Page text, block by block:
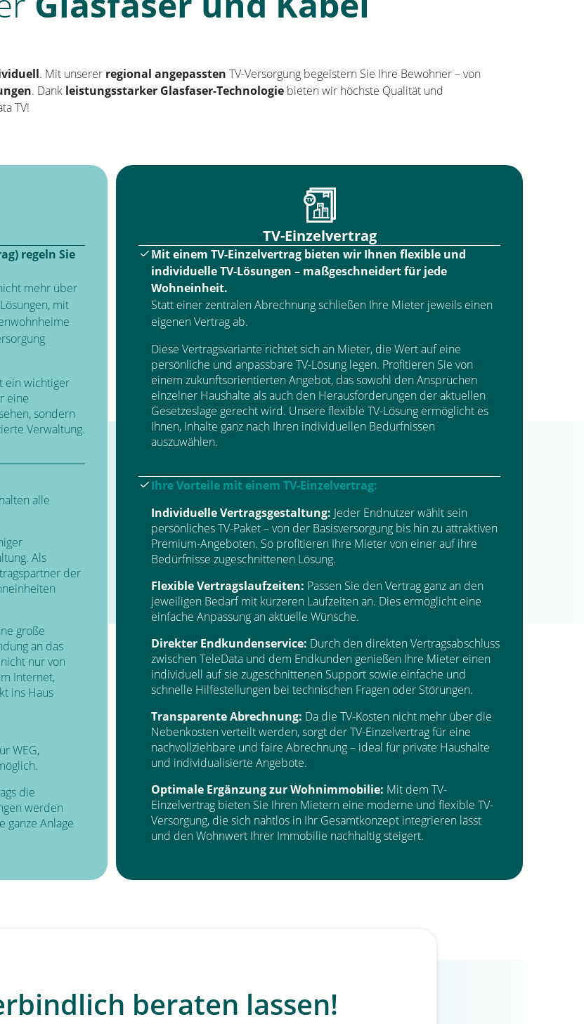
. Mit unserer regional angepassten TV-Versorgung begeistern Sie Ihre Bewohner – von
. Dank leistungsstarker Glasfaser-Technologie bieten wir höchste Qualität und
TV!
regeln Sie
mehr über
mit
ein wichtiger
eine
sondern
Verwaltung.
alle
Als
der
große
an das
nur von
Internet,
ins Haus
WEG,
die
werden
ganze Anlage
TV-Einzelvertrag
Mit einem TV-Einzelvertrag bieten wir Ihnen flexible und
individuelle TV-Lösungen – maßgeschneidert für jede
Wohneinheit.
Statt einer zentralen Abrechnung schließen Ihre Mieter jeweils einen
eigenen Vertrag ab.
Diese Vertragsvariante richtet sich an Mieter, die Wert auf eine
persönliche und anpassbare TV-Lösung legen. Profitieren Sie von
einem zukunftsorientierten Angebot, das sowohl den Ansprüchen
einzelner Haushalte als auch den Herausforderungen der aktuellen
Gesetzeslage gerecht wird. Unsere flexible TV-Lösung ermöglicht es
Ihnen, Inhalte ganz nach Ihren individuellen Bedürfnissen
auszuwählen.
Ihre Vorteile mit einem TV-Einzelvertrag:
Individuelle Vertragsgestaltung: Jeder Endnutzer wählt sein
persönliches TV-Paket – von der Basisversorgung bis hin zu attraktiven
Premium-Angeboten. So profitieren Ihre Mieter von einer auf ihre
Bedürfnisse zugeschnittenen Lösung.
Flexible Vertragslaufzeiten: Passen Sie den Vertrag ganz an den
jeweiligen Bedarf mit kürzeren Laufzeiten an. Dies ermöglicht eine
einfache Anpassung an aktuelle Wünsche.
Direkter Endkundenservice: Durch den direkten Vertragsabschluss
zwischen TeleData und dem Endkunden genießen Ihre Mieter einen
individuell auf sie zugeschnittenen Support sowie einfache und
schnelle Hilfestellungen bei technischen Fragen oder Störungen.
Transparente Abrechnung: Da die TV-Kosten nicht mehr über die
Nebenkosten verteilt werden, sorgt der TV-Einzelvertrag für eine
nachvollziehbare und faire Abrechnung – ideal für private Haushalte
und individualisierte Angebote.
Optimale Ergänzung zur Wohnimmobilie: Mit dem TV-
Einzelvertrag bieten Sie Ihren Mietern eine moderne und flexible TV-
Versorgung, die sich nahtlos in Ihr Gesamtkonzept integrieren lässt
und den Wohnwert Ihrer Immobilie nachhaltig steigert.
beraten lassen!